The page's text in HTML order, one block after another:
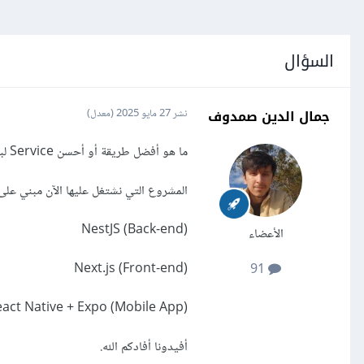
السؤال
جمال الدين صمدوف
الأعضاء
نشر27 مايو 2025 (معدل)
ما هو أفضل طريقة أو أحسن Service لبرمجة علمية المصادقة عن طريق رقم الهاتف.
المشروع التي نشتغل عليها الآن مبني
NestJS (Back-end)
Next.js (Front-end)
Native + Expo (Mobile App)
أفيدونا أفادكم الله.